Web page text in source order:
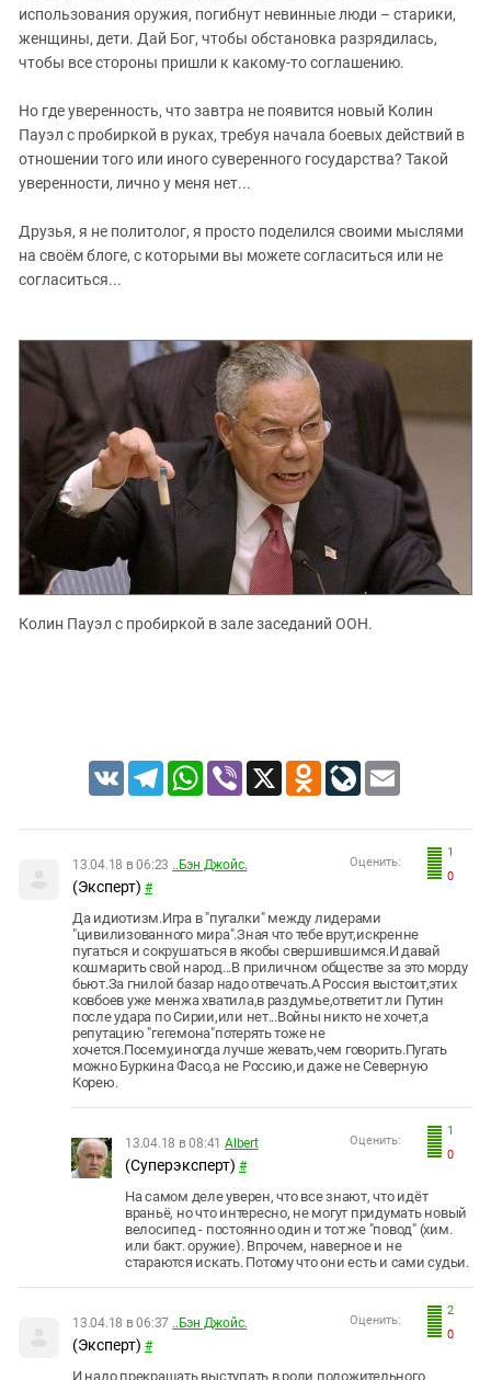
использования оружия, погибнут невинные люди – старики,
женщины, дети. Дай Бог, чтобы обстановка разрядилась,
чтобы все стороны пришли к какому-то соглашению.
Но где уверенность, что завтра не появится новый Колин
Пауэл с пробиркой в руках, требуя начала боевых действий в
отношении того или иного суверенного государства? Такой
уверенности, лично у меня нет...
Друзья, я не политолог, я просто поделился своими мыслями
на своём блоге, с которыми вы можете согласиться или не
согласиться...
Колин Пауэл с пробиркой в зале заседаний ООН.
VK TelegramWhatsApp
Viber X Odnoklassniki
LiveJournal
Email
1
0
Оценить:
13.04.18 в 06:23 ..Бэн Джойс.
(Эксперт) #
Да идиотизм.Игра в "пугалки" между лидерами
"цивилизованного мира".Зная что тебе врут,искренне
пугаться и сокрушаться в якобы свершившимся.И давай
кошмарить свой народ...В приличном обществе за это морду
бьют.За гнилой базар надо отвечать.А Россия выстоит,этих
ковбоев уже менжа хватила,в раздумье,ответит ли Путин
после удара по Сирии,или нет...Войны никто не хочет,а
репутацию "гегемона"потерять тоже не
хочется.Посему,иногда лучше жевать,чем говорить.Пугать
можно Буркина Фасо,а не Россию,и даже не Северную
Корею.
1
0
Оценить:
13.04.18 в 08:41 Albert
(Суперэксперт) #
На самом деле уверен, что все знают, что идёт
враньё, но что интересно, не могут придумать новый
велосипед - постоянно один и тот же "повод" (хим.
или бакт. оружие). Впрочем, наверное и не
стараются искать. Потому что они есть и сами судьи.
2
0
Оценить:
13.04.18 в 06:37 ..Бэн Джойс.
(Эксперт) #
И надо прекращать выступать в роли положительного